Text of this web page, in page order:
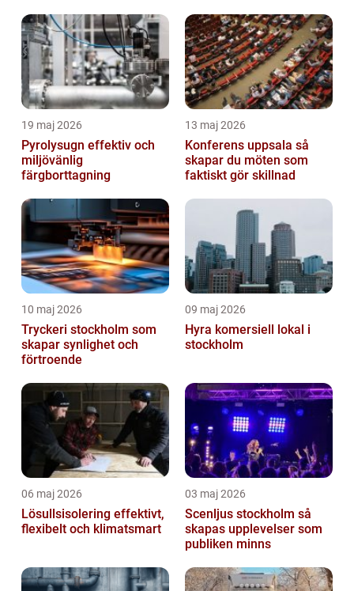
19 maj 2026
Pyrolysugn effektiv och
miljövänlig
färgborttagning
13 maj 2026
Konferens uppsala så
skapar du möten som
faktiskt gör skillnad
10 maj 2026
Tryckeri stockholm som
skapar synlighet och
förtroende
09 maj 2026
Hyra komersiell lokal i
stockholm
06 maj 2026
Lösullsisolering effektivt,
flexibelt och klimatsmart
03 maj 2026
Scenljus stockholm så
skapas upplevelser som
publiken minns